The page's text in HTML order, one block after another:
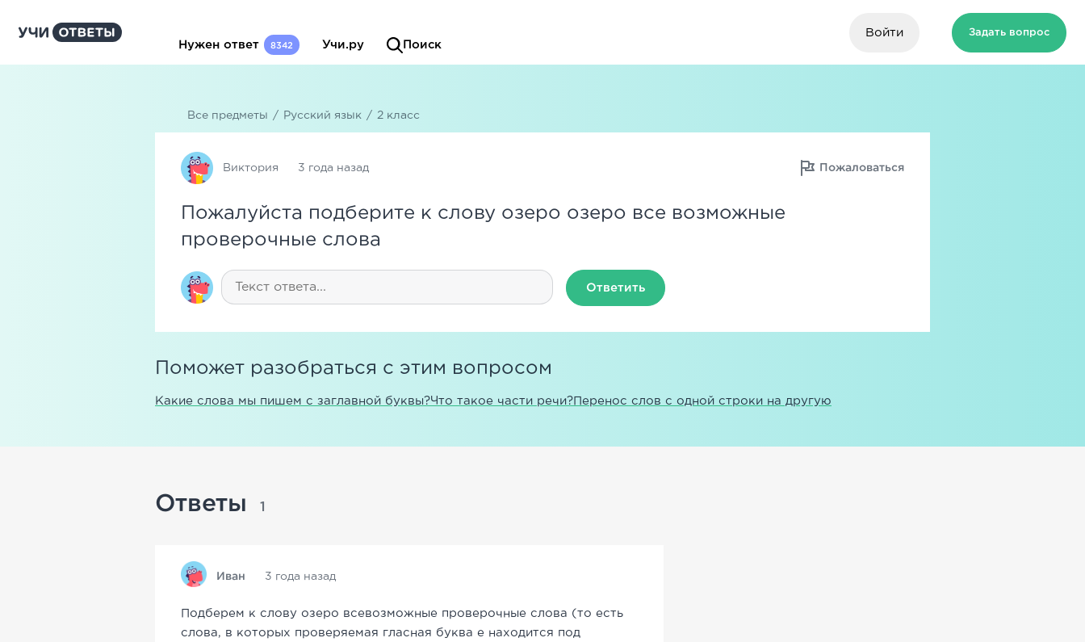
Нужен ответ 8342 Учи.ру Поиск
Войти Задать вопрос
Все предметы / Русский язык / 2 класс
Виктория 3 года назад Пожаловаться
Пожалуйста подберите к слову озеро озеро все возможные
проверочные слова
Ответить
Поможет разобраться с этим вопросом
Какие слова мы пишем с заглавной буквы?Что такое части речи?Перенос слов с одной строки на другую
Ответы 1
Иван 3 года назад
Подберем к слову озеро всевозможные проверочные слова (то есть
слова, в которых проверяемая гласная буква е находится под